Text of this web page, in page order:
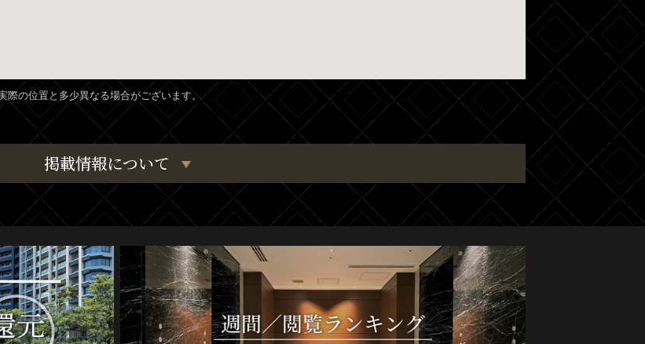
の位置と多少異なる場合がございます。
掲載情報について